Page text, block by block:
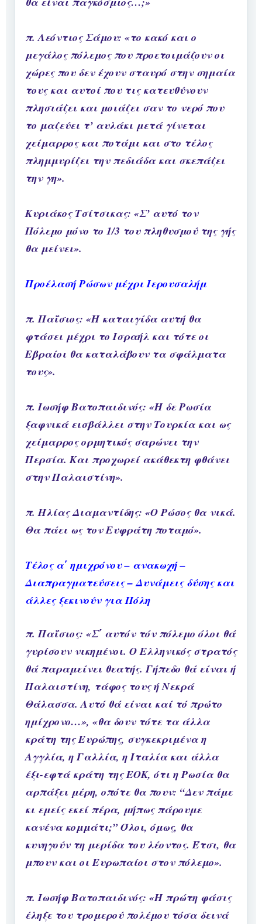
π. Λεόντιος Σάμου: «το κακό και ο
μεγάλος πόλεμος που προετοιμάζουν οι
χώρες που δεν έχουν σταυρό στην σημαία
τους και αυτοί που τις κατευθύνουν
πλησιάζει και μοιάζει σαν το νερό που
το μαζεύει τ’ αυλάκι μετά γίνεται
χείμαρρος και ποτάμι και στο τέλος
πλημμυρίζει την πεδιάδα και σκεπάζει
την γη».
Κυριάκος Τσίτσικας: «Σ’ αυτό τον
Πόλεμο μόνο το 1/3 του πληθυσμού της γής
θα μείνει».
Προέλασή Ρώσων μέχρι Ιερουσαλήμ
π. Παΐσιος: «Η καταιγίδα αυτή θα
φτάσει μέχρι το Ισραήλ και τότε οι
Εβραίοι θα καταλάβουν τα σφάλματα
τους».
π. Ιωσήφ Βατοπαιδινός: «Η δε Ρωσία
ξαφνικά εισβάλλει στην Τουρκία και ως
χείμαρρος ορμητικός σαρώνει την
Περσία. Και προχωρεί ακάθεκτη φθάνει
στην Παλαιστίνη».
π. Ηλίας Διαμαντίδης: «Ο Ρώσος θα νικά.
Θα πάει ως τον Ευφράτη ποταμό».
Τέλος α΄ ημιχρόνου – ανακωχή –
Διαπραγματεύσεις – Δυνάμεις δύσης και
άλλες ξεκινούν για Πόλη
π. Παΐσιος: «Σ΄ αυτόν τόν πόλεμο όλοι θά
γυρίσουν νικημένοι. Ο Ελληνικός στρατός
θά παραμείνει θεατής. Γήπεδο θά είναι ή
Παλαιστίνη, τάφος τους ή Νεκρά
Θάλασσα. Αυτό θά είναι καί τό πρώτο
ημίχρονο…», «θα δουν τότε τα άλλα
κράτη της Ευρώπης, συγκεκριμένα η
Αγγλία, η Γαλλία, η Ιταλία και άλλα
έξι-εφτά κράτη της ΕΟΚ, ότι η Ρωσία θα
αρπάξει μέρη, οπότε θα πουν: “Δεν πάμε
κι εμείς εκεί πέρα, μήπως πάρουμε
κανένα κομμάτι;” Όλοι, όμως, θα
κυνηγούν τη μερίδα του λέοντος. Έτσι, θα
μπουν και οι Ευρωπαίοι στον πόλεμο».
π. Ιωσήφ Βατοπαιδινός: «Η πρώτη φάσις
έληξε του τρομερού πολέμου τόσα δεινά